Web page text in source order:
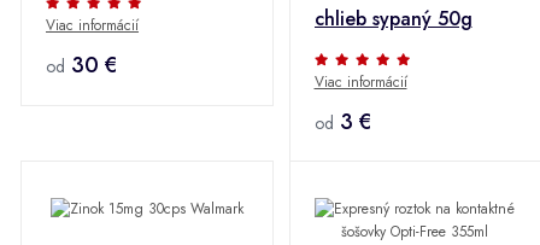
Viac informácií
od 30 €
chlieb sypaný 50g
Viac informácií
od 3 €